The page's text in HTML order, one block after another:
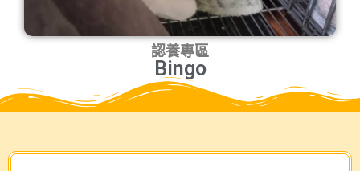
認養專區
Bingo